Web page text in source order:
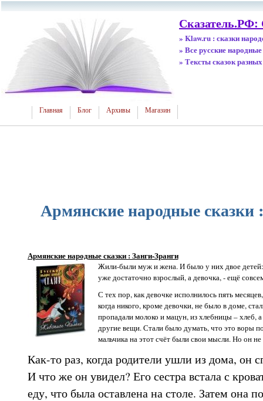
Сказатель.РФ:
» Klaw.ru : сказки
» Все русские народные
» Тексты сказок
Главная Блог Архивы Магазин
Армянские народные сказки
Армянские народные сказки : Занги-Зранги
Жили-были муж и жена. И было у них двое
уже достаточно взрослый, а девочка, - ещё
С тех пор, как девочке исполнилось пять
когда никого, кроме девочки, не было в доме,
пропадали молоко и мацун, из хлебницы – хлеб,
другие вещи. Стали было думать, что это воры
мальчика на этот счёт были свои мысли. Но он
Как-то раз, когда родители ушли из дома, он
И что же он увидел? Его сестра встала с
еду, что была оставлена на столе. Затем она